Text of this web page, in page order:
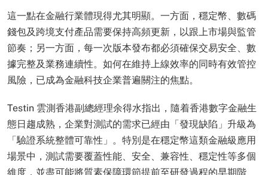
這一點在金融行業體現得尤其明顯。一方面，穩定幣、數碼
錢包及跨境支付產品需要保持高頻更新，以跟上市場與監管
節奏；另一方面，每一次版本發布都必須確保交易安全、數
據完整及業務連續性。如何在維持上線效率的同時有效管控
風險，已成為金融科技企業普遍關注的焦點。
Testin 雲測香港副總經理余得水指出，隨着香港數字金融生
態日趨成熟，企業對測試的需求已經由「發現缺陷」升級為
「驗證系統整體可靠性」。特別是在穩定幣這類金融級應用
場景中，測試需要覆蓋性能、安全、兼容性、穩定性等多個
維度，並盡可能將質素保障環節提前至研發過程的早期階